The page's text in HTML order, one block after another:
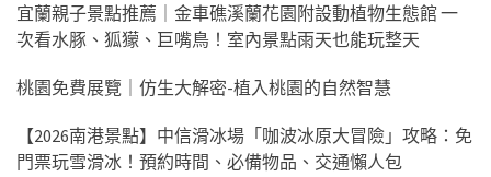
宜蘭親子景點推薦｜金車礁溪蘭花園附設動植物生態館 一
次看水豚、狐獴、巨嘴鳥！室內景點雨天也能玩整天
桃園免費展覽｜仿生大解密-植入桃園的自然智慧
【2026南港景點】中信滑冰場「咖波冰原大冒險」攻略：免
門票玩雪滑冰！預約時間、必備物品、交通懶人包